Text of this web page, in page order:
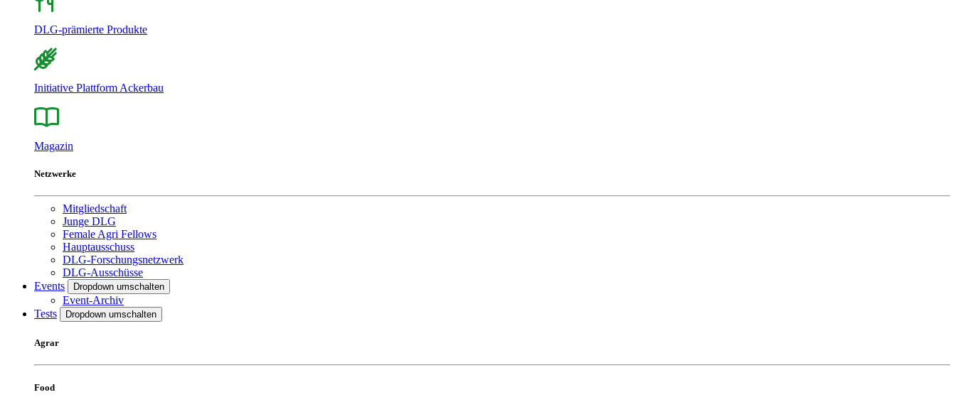
DLG-prämierte Produkte
Initiative Plattform Ackerbau
Magazin
Netzwerke
Mitgliedschaft
Junge DLG
Female Agri Fellows
Hauptausschuss
DLG-Forschungsnetzwerk
DLG-Ausschüsse
Events
Dropdown umschalten
Event-Archiv
Tests
Dropdown umschalten
Agrar
Food